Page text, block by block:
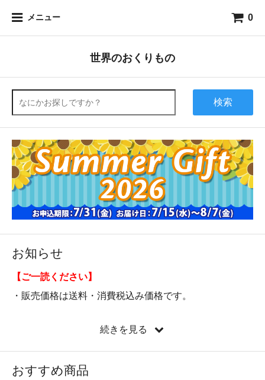
メニュー 0
世界のおくりもの
検索
お知らせ
【ご一読ください】
・販売価格は送料・消費税込み価格です。
・海外からのご注文は、カート内・購入者住所欄の「海
外の住所を入力する」にチェックを入れてご記入くださ
い。
続きを見る
おすすめ商品